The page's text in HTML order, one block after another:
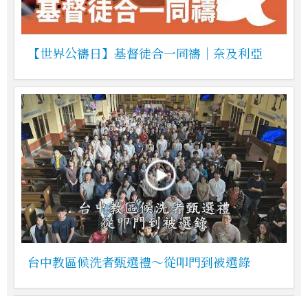
【世界公禱日】基督徒合一同禱｜奈及利亞
台中教區候洗者甄選禮～從叩門到被選錄